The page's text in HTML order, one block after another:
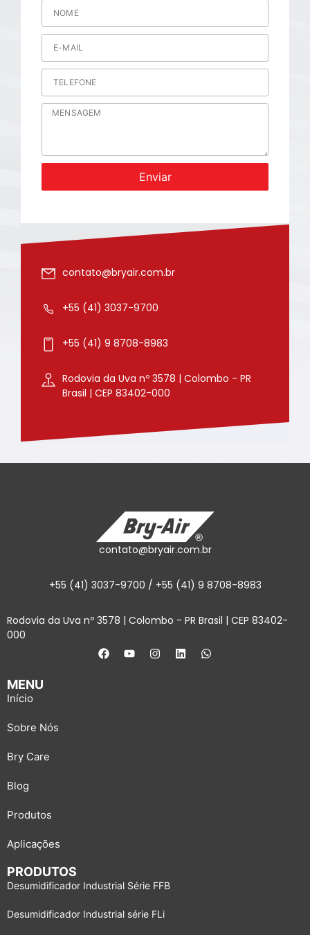
Enviar
contato@bryair.com.br
+55 (41) 3037-9700
+55 (41) 9 8708-8983
Rodovia da Uva nº 3578 | Colombo - PR
Brasil | CEP 83402-000
contato@bryair.com.br
+55 (41) 3037-9700 / +55 (41) 9 8708-8983
Rodovia da Uva nº 3578 | Colombo - PR Brasil | CEP 83402-
000
Início
Sobre Nós
Bry Care
Blog
Produtos
Aplicações
MENU
PRODUTOS
Desumidificador Industrial Série FFB
Desumidificador Industrial série FLi